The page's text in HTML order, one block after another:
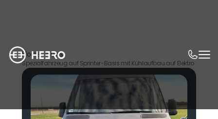
Home News
Spezialfahrzeug auf Sprinter-Basis mit Kühlaufbau auf Elektro